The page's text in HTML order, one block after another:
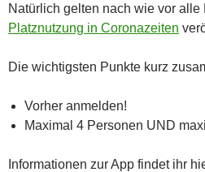
Natürlich gelten nach wie vor alle
Platznutzung in Coronazeiten
Die wichtigsten Punkte kurz
Vorher anmelden!
Maximal 4 Personen UND
Informationen zur App findet ihr